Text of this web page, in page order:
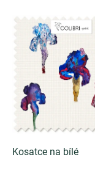
Kosatce na bílé